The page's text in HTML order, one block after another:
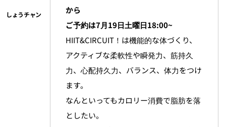
から
ご予約は7月19日土曜日18:00~
HIIT&CIRCUIT！は機能的な体づくり、
アクティブな柔軟性や瞬発力、筋持久
力、心配持久力、バランス、体力をつけ
ます。
なんといってもカロリー消費で脂肪を落
としたい。